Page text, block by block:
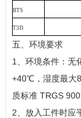
BTS
T3D
五、环境要求
1、环境条件：无
+40℃，湿度最大
质标准 TRGS 900.
2、放入工件时应